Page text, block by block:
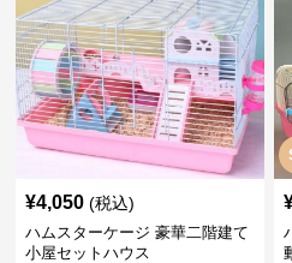
¥4,050 (税込)
ハムスターケージ 豪華二階建て
小屋セットハウス